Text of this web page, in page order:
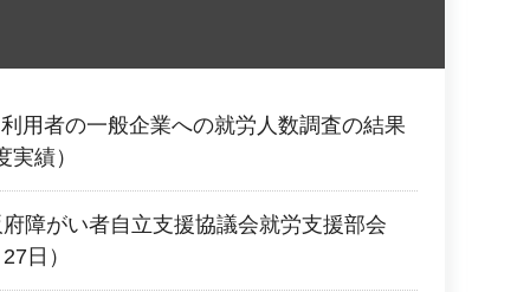
用者の一般企業への就労人数調査の結果
績）
障がい者自立支援協議会就労支援部会
日）